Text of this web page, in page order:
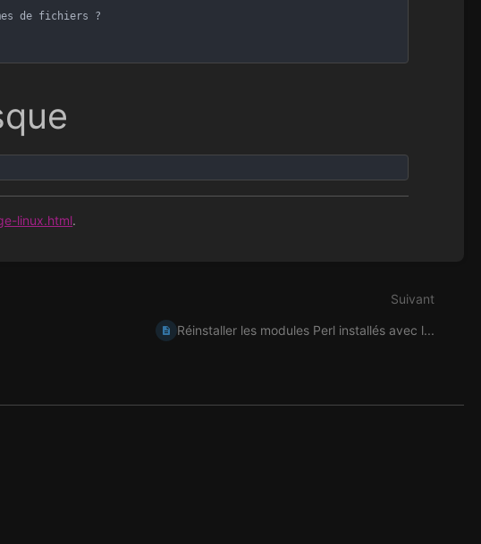
de fichiers ?
linux.html.
Suivant
Réinstaller les modules Perl installés avec l...